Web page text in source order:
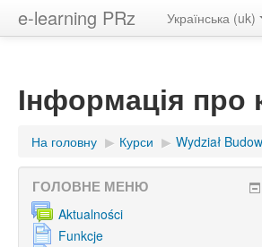
e-learning PRz Українська ‎(uk)‎
Інформація про
На головну ▶︎ Курси ▶︎ Wydział
ГОЛОВНЕ МЕНЮ
Aktualności
Funkcje